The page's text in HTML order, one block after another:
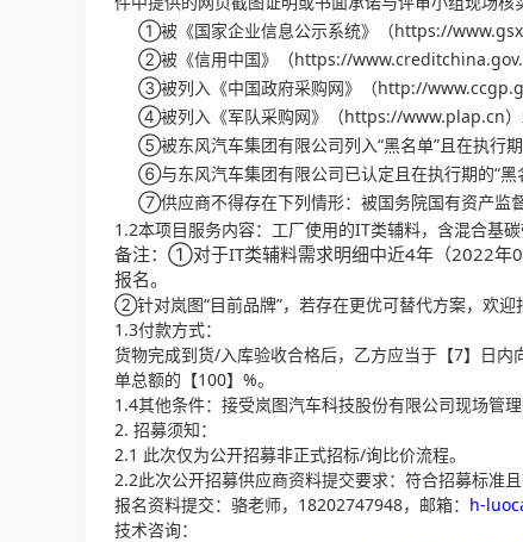
①被《国家企业信息公示系统》（https://
②被《信用中国》（https://
③被列入《中国政府采购网》（http://
④被列入《军队采购网》（https://www.plap.cn）发
⑤被东风汽车集团有限公司列入“黑名单”且在执行期
⑥与东风汽车集团有限公司已认定且在执行期的“黑
⑦供应商不得存在下列情形：被国务院国有资产监
1.2本项目服务内容：工厂使用的IT类辅料，
备注：①对于IT类辅料需求明细中近4年（2022年
报名。
②针对岚图“目前品牌”，若存在更优可替代方案，欢迎
1.3付款方式：
货物完成到货/入库验收合格后，乙方应当于【7】日
单总额的【100】%。
1.4其他条件：接受岚图汽车科技股份有限公司现场管理
2. 招募须知：
2.1 此次仅为公开招募非正式招标/询比价流程。
2.2此次公开招募供应商资料提交要求：符合招募标准
报名资料提交：骆老师，18202747948，邮箱： h-
技术咨询：